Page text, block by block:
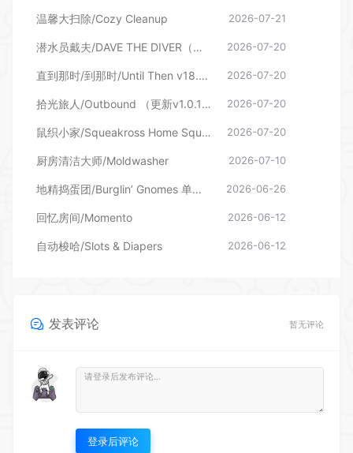
温馨大扫除/Cozy Cleanup 2026-07-21
潜水员戴夫/DAVE THE DIVER（更新v1.0.6.2039—更新DLC） 2026-07-20
直到那时/到那时/Until Then v18.06.2026—更新旧影DLC 2026-07-20
拾光旅人/Outbound （更新v1.0.16 单机/网络联机） 2026-07-20
鼠织小家/Squeakross Home Squeak Home （更新v1.8b） 2026-07-20
厨房清洁大师/Moldwasher 2026-07-10
地精捣蛋团/Burglin’ Gnomes 单机/网络联机 2026-06-26
回忆房间/Momento 2026-06-12
自动梭哈/Slots & Diapers 2026-06-12
发表评论 暂无评论
登录后评论